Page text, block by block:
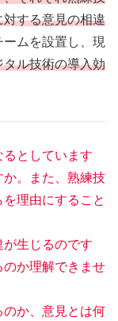
する意見の相違
ムを設置し、現
タル技術の導入効
としています
。また、熟練技
理由にすること
生じるのです
か理解できませ
か、意見とは何